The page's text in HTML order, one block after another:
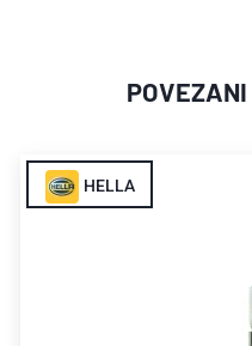
POVEZANI
HELLA